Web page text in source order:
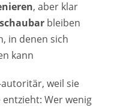
, aber klar
bleiben
in denen sich
kann
weil sie
Wer wenig